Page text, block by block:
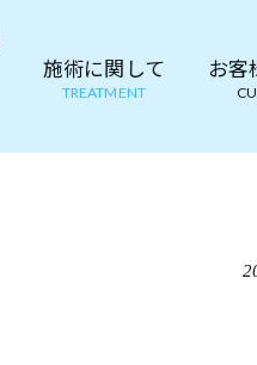
施術に関して
TREATMENT
お客